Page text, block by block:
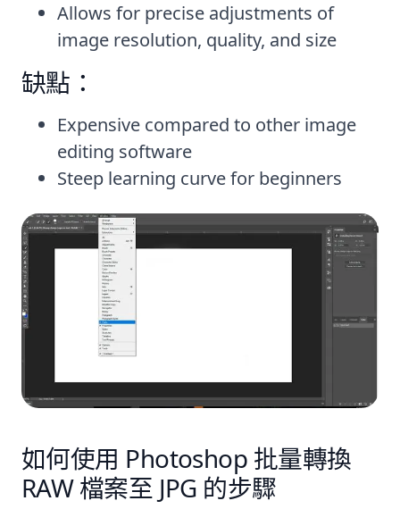
Allows for precise adjustments of
image resolution, quality, and size
缺點：
Expensive compared to other image
editing software
Steep learning curve for beginners
如何使用 Photoshop 批量轉換
RAW 檔案至 JPG 的步驟